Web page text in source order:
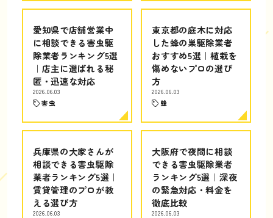
愛知県で店舗営業中
に相談できる害虫駆
除業者ランキング5選
｜店主に選ばれる秘
匿・迅速な対応
2026.06.03
害虫
東京都の庭木に対応
した蜂の巣駆除業者
おすすめ5選｜植栽を
傷めないプロの選び
方
2026.06.03
蜂
兵庫県の大家さんが
相談できる害虫駆除
業者ランキング5選｜
賃貸管理のプロが教
える選び方
2026.06.03
大阪府で夜間に相談
できる害虫駆除業者
ランキング5選｜深夜
の緊急対応・料金を
徹底比較
2026.06.03